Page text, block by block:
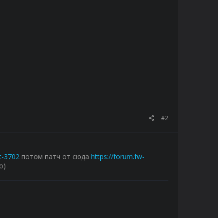
#2
3702 потом патч от сюда https://forum.fw-